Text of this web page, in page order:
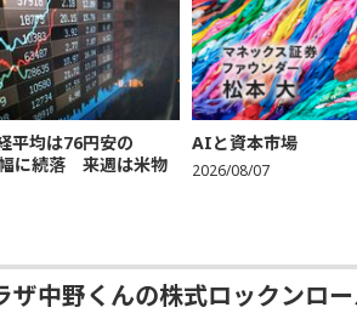
平均は76円安の
に続落 来週は米物
AIと資本市場
2026/08/07
ザ中野くんの株式ロックンロ